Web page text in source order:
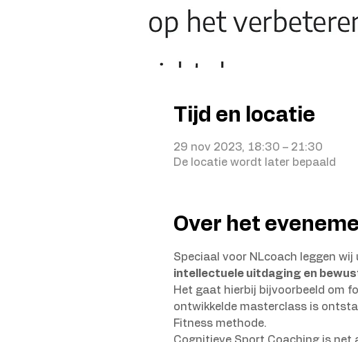
Tijd en locatie
29 nov 2023, 18:30 – 21:30
De locatie wordt later bepaald
Over het
Speciaal voor NLcoach leggen
intellectuele uitdaging en
Het gaat hierbij bijvoorbeeld om
ontwikkelde masterclass is
Fitness methode.
Cognitieve Sport Coaching is net